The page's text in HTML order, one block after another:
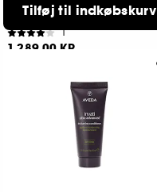
System
Set Light
1
1.289,00 KR
Tilføj til indkøbskurv